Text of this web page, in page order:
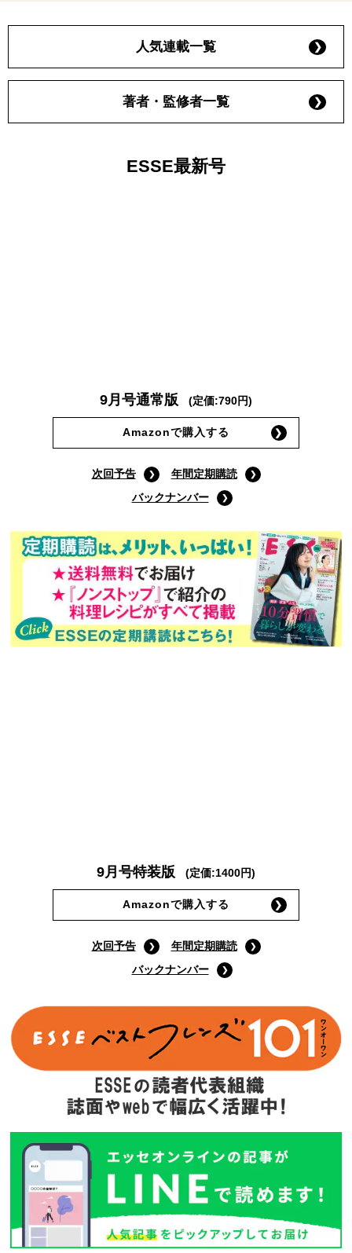
人気連載一覧
著者・監修者一覧
ESSE最新号
Amazonで購入する
次回予告
年間定期購読
バックナンバー
Amazonで購入する
次回予告
年間定期購読
バックナンバー